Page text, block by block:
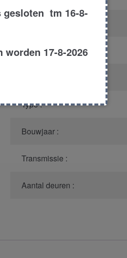
Carroserie :
Type :
Bouwjaar :
Transmissie :
Aantal deuren :
gesloten tm 16-8-
17-8-2026